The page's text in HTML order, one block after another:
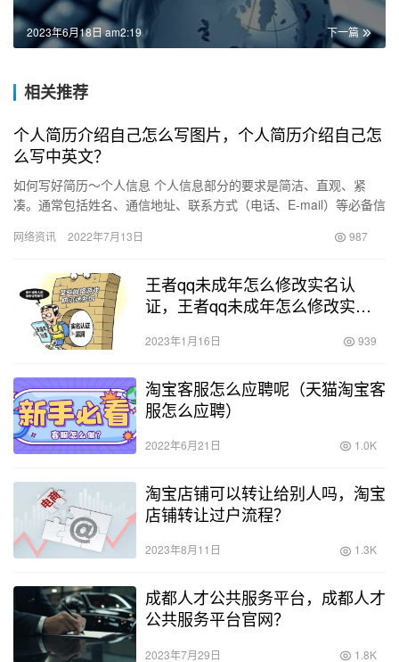
下一篇
2023年6月18日 am2:19
相关推荐
个人简历介绍自己怎么写图片，个人简历介绍自己怎
么写中英文？
如何写好简历～个人信息 个人信息部分的要求是简洁、直观、紧
凑。通常包括姓名、通信地址、联系方式（电话、E-mail）等必备信
网络资讯 2022年7月13日 987
王者qq未成年怎么修改实名认
证，王者qq未成年怎么修改实名
2023年1月16日 939
淘宝客服怎么应聘呢（天猫淘宝客
服怎么应聘）
2022年6月21日 1.0K
淘宝店铺可以转让给别人吗，淘宝
店铺转让过户流程？
2023年8月11日 1.3K
成都人才公共服务平台，成都人才
公共服务平台官网？
2023年7月29日 1.8K